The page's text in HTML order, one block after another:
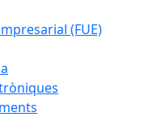
(FUE)